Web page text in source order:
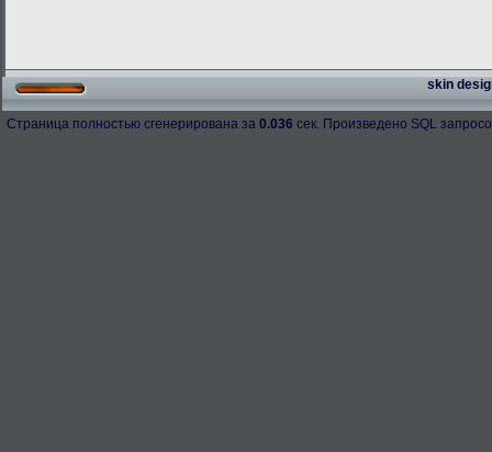
skin
Страница полностью сгенерирована за 0.036 сек. Произведено SQL